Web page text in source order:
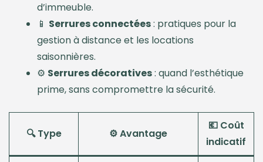
d’immeuble.
📱 Serrures connectées: pratiques pour la
gestion à distance et les locations
saisonnières.
⚙️ Serrures décoratives: quand l’esthétique
prime, sans compromettre la sécurité.
🔍 Type ⚙️ Avantage
💶 Coût
indicatif